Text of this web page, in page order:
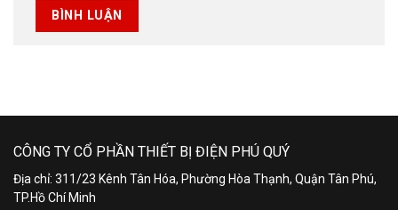
CÔNG TY CỔ PHẦN THIẾT BỊ ĐIỆN PHÚ QUÝ
Địa chỉ: 311/23 Kênh Tân Hóa, Phường Hòa Thạnh, Quận Tân Phú,
TP.Hồ Chí Minh